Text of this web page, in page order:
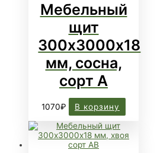
Мебельный
щит
300х3000х18
мм, сосна,
сорт А
1070₽ В корзину